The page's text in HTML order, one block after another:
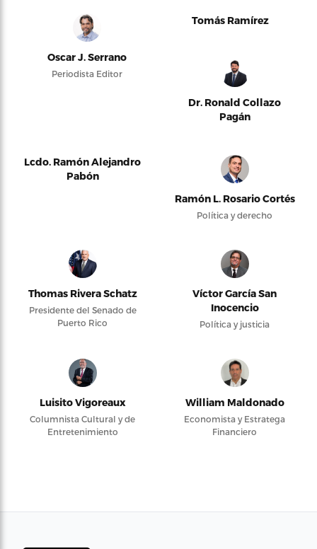
Oscar J. Serrano
Periodista Editor
Tomás Ramírez
Dr. Ronald Collazo
Pagán
Lcdo. Ramón Alejandro
Pabón
Ramón L. Rosario Cortés
Política y derecho
Thomas Rivera Schatz
Presidente del Senado de
Puerto Rico
Víctor García San
Inocencio
Política y justicia
Luisito Vigoreaux
Columnista Cultural y de
Entretenimiento
William Maldonado
Economista y Estratega
Financiero